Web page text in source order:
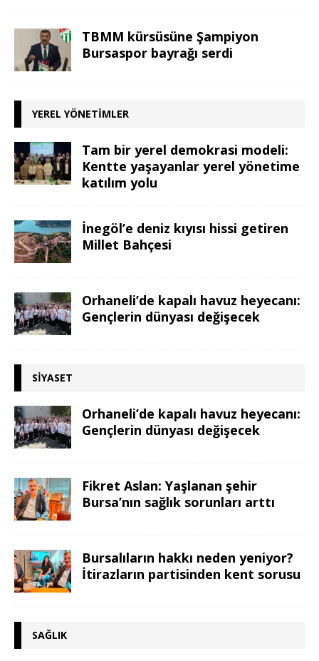
TBMM kürsüsüne Şampiyon
Bursaspor bayrağı serdi
YEREL YÖNETIMLER
Tam bir yerel demokrasi modeli:
Kentte yaşayanlar yerel yönetime
katılım yolu
İnegöl’e deniz kıyısı hissi getiren
Millet Bahçesi
Orhaneli’de kapalı havuz heyecanı:
Gençlerin dünyası değişecek
SIYASET
Orhaneli’de kapalı havuz heyecanı:
Gençlerin dünyası değişecek
Fikret Aslan: Yaşlanan şehir
Bursa’nın sağlık sorunları arttı
Bursalıların hakkı neden yeniyor?
İtirazların partisinden kent sorusu
SAĞLIK